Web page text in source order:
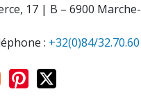
17 | B – 6900
: +32(0)84/32.70.60